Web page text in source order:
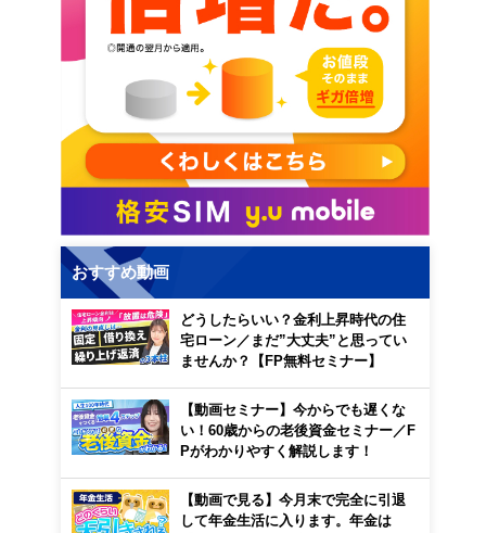
おすすめ動画
どうしたらいい？金利上昇時代の住
宅ローン／まだ”大丈夫”と思ってい
ませんか？【FP無料セミナー】
【動画セミナー】今からでも遅くな
い！60歳からの老後資金セミナー／F
Pがわかりやすく解説します！
【動画で見る】今月末で完全に引退
して年金生活に入ります。年金は